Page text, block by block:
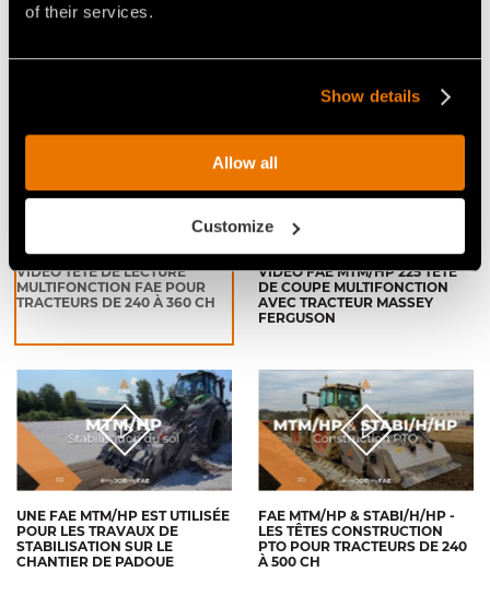
of their services.
Show details
Allow all
Customize
VIDÉO STABILISATEUR DE
UN TRACTEUR DEUTZ-FAHR
MULTIFONCTION FAE AVEC UN
VIDÉO TÊTE DE LECTURE
MULTIFONCTION FAE POUR
TRACTEURS DE 240 À 360 CH
VIDÉO FAE MTM/HP 225 TÊTE
DE COUPE MULTIFONCTION
AVEC TRACTEUR MASSEY
FERGUSON
UNE FAE MTM/HP EST UTILISÉE
POUR LES TRAVAUX DE
STABILISATION SUR LE
CHANTIER DE PADOUE
FAE MTM/HP & STABI/H/HP -
LES TÊTES CONSTRUCTION
PTO POUR TRACTEURS DE 240
À 500 CH